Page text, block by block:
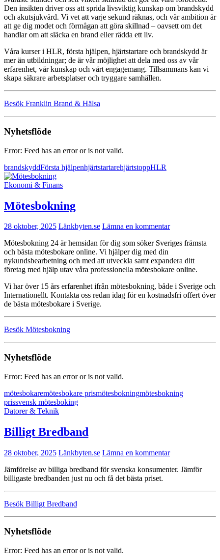
Den insikten driver oss att sprida livsviktig kunskap om brandskydd
och akutsjukvård. Vi vet att varje sekund räknas, och vår ambition är
att ge dig modet och förmågan att göra skillnad – oavsett om det
handlar om att släcka en brand eller rädda ett liv.
Våra kurser i HLR, första hjälpen, hjärtstartare och brandskydd är
mer än utbildningar; de är vår möjlighet att dela med oss av vår
erfarenhet, vår kunskap och vårt engagemang. Tillsammans kan vi
skapa säkrare arbetsplatser och tryggare samhällen.
Besök Franklin Brand & Hälsa
Nyhetsflöde
Error: Feed has an error or is not valid.
brandskyddFörsta hjälpenhjärtstartarehjärtstoppHLR
Ekonomi & Finans
Mötesbokning
28 oktober, 2025 Länkbyten.se Lämna en kommentar
Mötesbokning 24 är hemsidan för dig som söker Sveriges främsta
och bästa mötesbokare online. Vi hjälper dig med din
nykundsbearbetning och med att utveckla samt expandera ditt
företag med hjälp utav våra professionella mötesbokare online.
Vi har över 15 års erfarenhet ifrån mötesbokning, både i Sverige och
Internationellt. Kontakta oss redan idag för en kostnadsfri offert över
de bästa mötesbokare i Sverige.
Besök Mötesbokning
Nyhetsflöde
Error: Feed has an error or is not valid.
mötesbokaremötesbokare prismötesbokningmötesbokning
prissvensk mötesboking
Datorer & Teknik
Billigt Bredband
28 oktober, 2025 Länkbyten.se Lämna en kommentar
Jämförelse av billiga bredband för svenska konsumenter. Jämför
billigaste bredbanden just nu och få det bästa priset.
Besök Billigt Bredband
Nyhetsflöde
Error: Feed has an error or is not valid.